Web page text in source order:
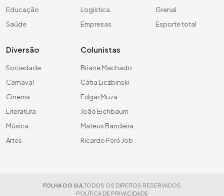
Educação
Saúde
Logística
Empresas
Grenal
Esporte total
Diversão
Sociedade
Carnaval
Cinema
Literatura
Música
Artes
Colunistas
Briane Machado
Cátia Liczbinski
Edgar Muza
João Eichbaum
Mateus Bandeira
Ricardo Peró Job
FOLHA DO SUL TODOS OS DIREITOS RESERVADOS
POLÍTICA DE PRIVACIDADE